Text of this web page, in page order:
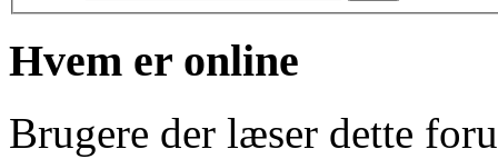
Hvem er online
Brugere der læser dette